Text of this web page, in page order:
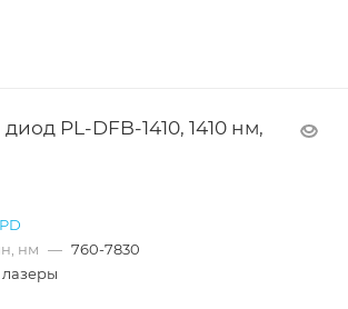
PL-DFB-1410, 1410 нм,
нм — 760-7830
лазеры